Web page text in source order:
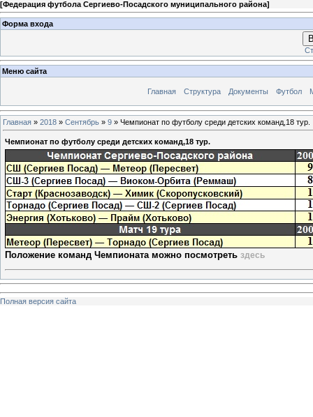
[Федерация футбола Сергиево-Посадского муниципального района]
Форма входа
Меню сайта
Главная Структура Документы Футбол
Главная » 2018 » Сентябрь » 9 » Чемпионат по футболу среди детских команд,18 тур.
Чемпионат по футболу среди детских команд,18 тур.
Положение команд Чемпионата можно посмотреть здесь
Полная версия сайта